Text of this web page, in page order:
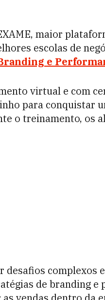
maior
escolas de
e
virtual e com
para conquistar
o treinamento, os
desafios complexos
de branding e